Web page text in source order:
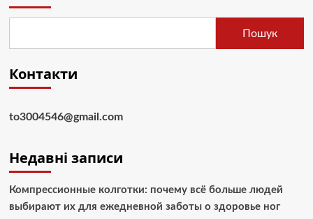
Пошук
Контакти
to3004546@gmail.com
Недавні записи
Компрессионные колготки: почему всё больше людей
выбирают их для ежедневной заботы о здоровье ног